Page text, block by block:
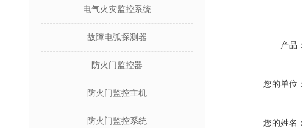
电气火灾监控系统
故障电弧探测器
防火门监控器
防火门监控主机
防火门监控系统
产品：
您的单位：
您的姓名：